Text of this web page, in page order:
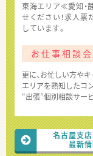
東海エリア≪愛知・
せください！求人
しています。
お仕事相談会
更に、お忙しい方や
エリアを熟知したコ
“出張”個別相談サー
名古屋支
最新